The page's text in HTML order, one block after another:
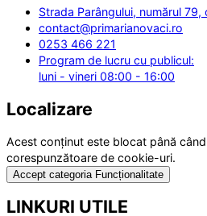
Strada Parângului, numărul
contact@primarianovaci.ro
0253 466 221
Program de lucru cu publicul:
luni - vineri 08:00 - 16:00
Localizare
Acest conținut este blocat până
corespunzătoare de cookie-uri.
Accept categoria Funcționalitate
LINKURI UTILE